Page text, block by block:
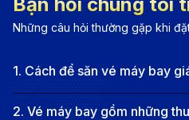
lĩnh vực công nghệ, sản
sáng tạo.
Không chỉ phát triển kinh
phố có đời sống văn hóa
dân cư đa dạng. Du khách
Những câu hỏi thường gặp khi
1. Cách để săn vé máy bay
2. Vé máy bay gồm những